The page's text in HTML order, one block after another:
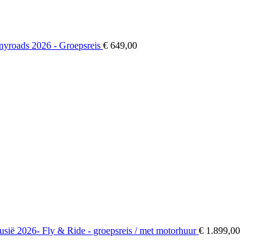
2026 - Groepsreis € 649,00
2026- Fly & Ride - groepsreis / met motorhuur € 1.899,00